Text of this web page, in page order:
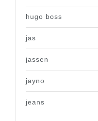
hugo boss
jas
jassen
jayno
jeans